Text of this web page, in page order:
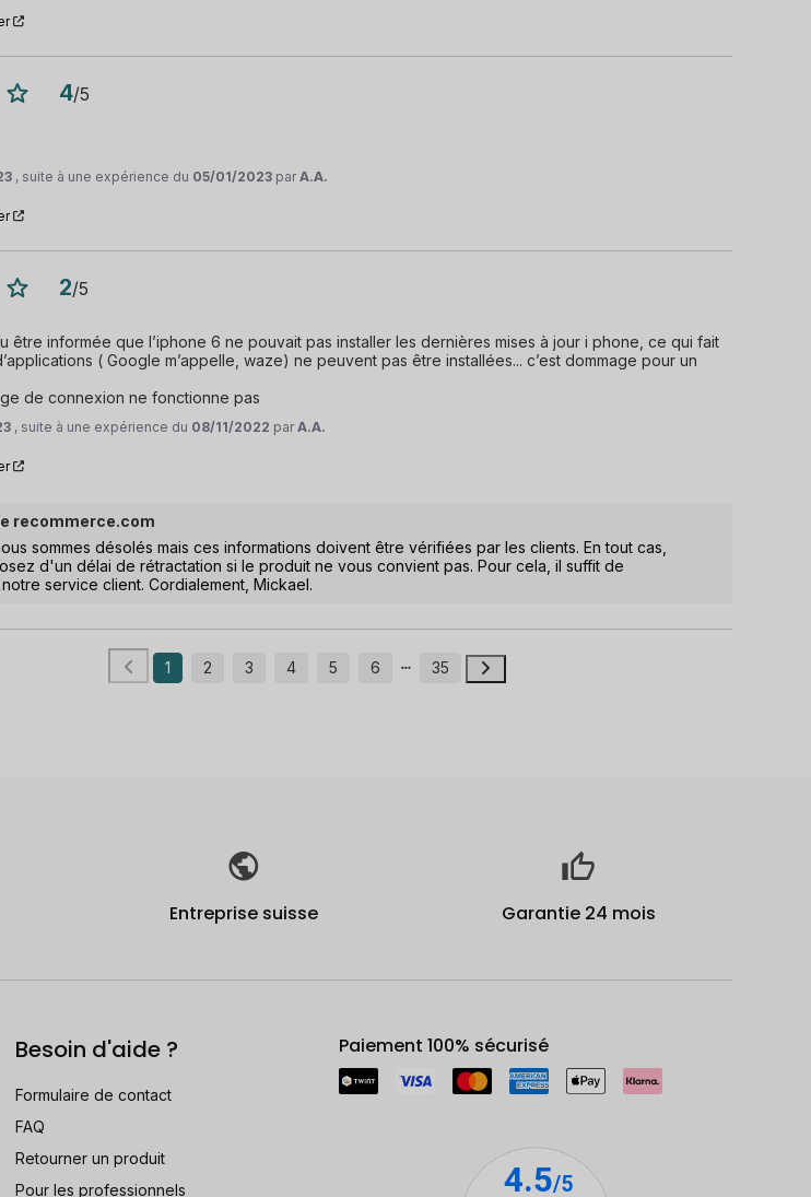
4/5
, suite à une expérience du 05/01/2023 parA.A.
2/5
être informée que l’iphone 6 ne pouvait pas installer les dernières mises à jour i phone, ce qui fait
( Google m’appelle, waze) ne peuvent pas être installées... c’est dommage pour un
de connexion ne fonctionne pas
, suite à une expérience du 08/11/2022 parA.A.
recommerce.com
sommes désolés mais ces informations doivent être vérifiées par les clients. En tout cas,
d'un délai de rétractation si le produit ne vous convient pas. Pour cela, il suffit de
service client. Cordialement, Mickael.
1 2 3 4 5 6 35
Entreprise suisse Garantie 24 mois
Besoin d'aide ?
Formulaire de contact
FAQ
Retourner un produit
Pour les professionnels
Paiement 100% sécurisé